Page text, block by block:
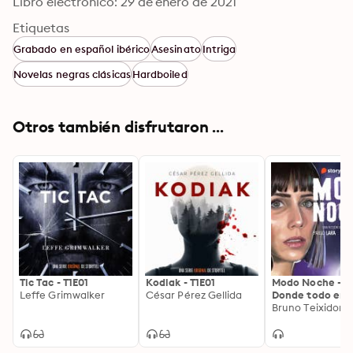
Etiquetas
Grabado en español ibéricoAsesinatoIntriga
Novelas negras clásicasHardboiled
Otros también disfrutaron ...
Tic Tac - T1E01
Leffe Grimwalker
Kodiak - T1E01
César Pérez Gellida
Modo Noche -
Donde todo
Donde todo